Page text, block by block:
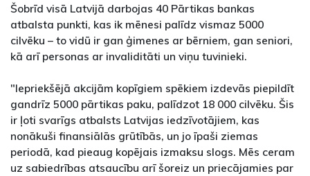
Šobrīd visā Latvijā darbojas 40 Pārtikas bankas
atbalsta punkti, kas ik mēnesi palīdz vismaz 5000
cilvēku – to vidū ir gan ģimenes ar bērniem, gan seniori,
kā arī personas ar invaliditāti un viņu tuvinieki.
"Iepriekšējā akcijām kopīgiem spēkiem izdevās piepildīt
gandrīz 5000 pārtikas paku, palīdzot 18 000 cilvēku. Šis
ir ļoti svarīgs atbalsts Latvijas iedzīvotājiem, kas
nonākuši finansiālās grūtībās, un jo īpaši ziemas
periodā, kad pieaug kopējais izmaksu slogs. Mēs ceram
uz sabiedrības atsaucību arī šoreiz un priecājamies par